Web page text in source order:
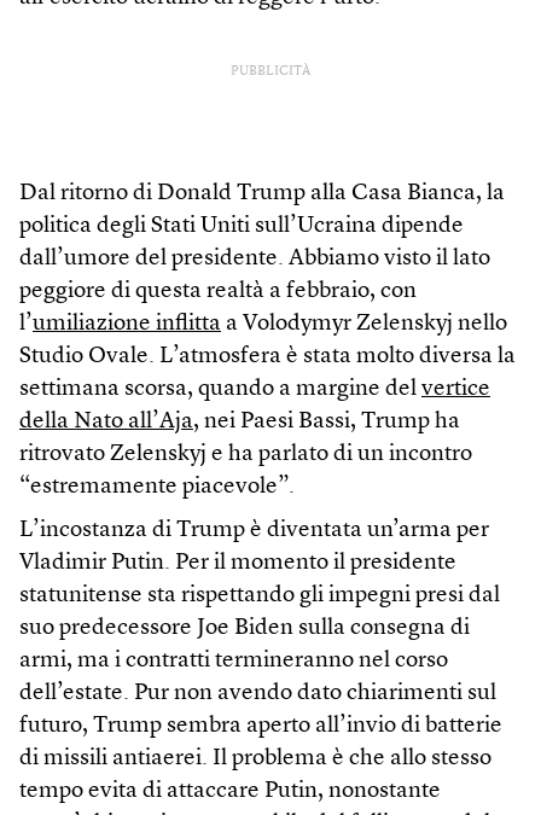
PUBBLICITÀ
Dal ritorno di Donald Trump alla Casa Bianca, la
politica degli Stati Uniti sull’Ucraina dipende
dall’umore del presidente. Abbiamo visto il lato
peggiore di questa realtà a febbraio, con
l’umiliazione inflitta a Volodymyr Zelenskyj nello
Studio Ovale. L’atmosfera è stata molto diversa la
settimana scorsa, quando a margine del vertice
della Nato all’Aja, nei Paesi Bassi, Trump ha
ritrovato Zelenskyj e ha parlato di un incontro
“estremamente piacevole”.
L’incostanza di Trump è diventata un’arma per
Vladimir Putin. Per il momento il presidente
statunitense sta rispettando gli impegni presi dal
suo predecessore Joe Biden sulla consegna di
armi, ma i contratti termineranno nel corso
dell’estate. Pur non avendo dato chiarimenti sul
futuro, Trump sembra aperto all’invio di batterie
di missili antiaerei. Il problema è che allo stesso
tempo evita di attaccare Putin, nonostante